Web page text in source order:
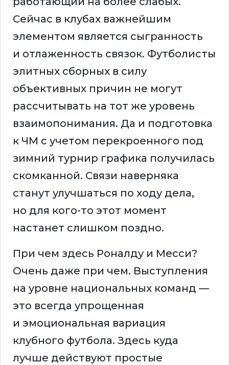
Сейчас в клубах важнейшим
элементом является сыгранность
и отлаженность связок. Футболисты
элитных сборных в силу
объективных причин не могут
рассчитывать на тот же уровень
взаимопонимания. Да и подготовка
к ЧМ с учетом перекроенного под
зимний турнир графика получилась
скомканной. Связи наверняка
станут улучшаться по ходу дела,
но для кого-то этот момент
настанет слишком поздно.
При чем здесь Роналду и Месси?
Очень даже при чем. Выступления
на уровне национальных команд —
это всегда упрощенная
и эмоциональная вариация
клубного футбола. Здесь куда
лучше действуют простые